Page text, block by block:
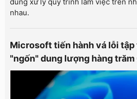
dùng xử lý quy trình làm việc trên
nhau.
Microsoft tiến hành vá lỗi tập
"ngốn" dung lượng hàng trăm